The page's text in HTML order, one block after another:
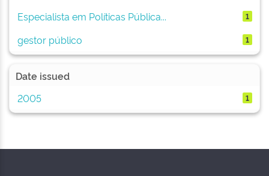
Especialista em Políticas Pública... 1
gestor público 1
Date issued
2005
1